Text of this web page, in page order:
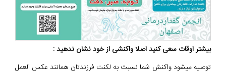
بیشتر اوقات سعی کنید اصلا واکنشی از خود نشان ندهید :
توصیه میشود واکنش شما نسبت به لکنت فرزندتان همانند عکس العمل